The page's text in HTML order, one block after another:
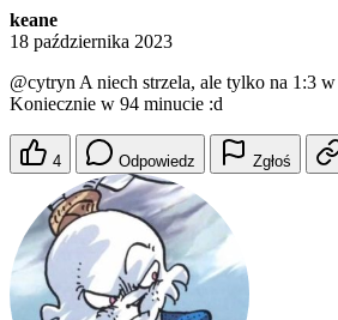
keane
18 października 2023
@cytryn A niech strzela, ale tylko na 1:3
Koniecznie w 94 minucie :d
4 Odpowiedz Zgłoś